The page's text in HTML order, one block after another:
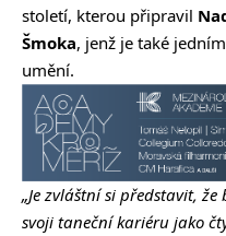
století, kterou připravil
Šmoka, jenž je také
umění.
„Je zvláštní si představit,
svoji taneční kariéru jako